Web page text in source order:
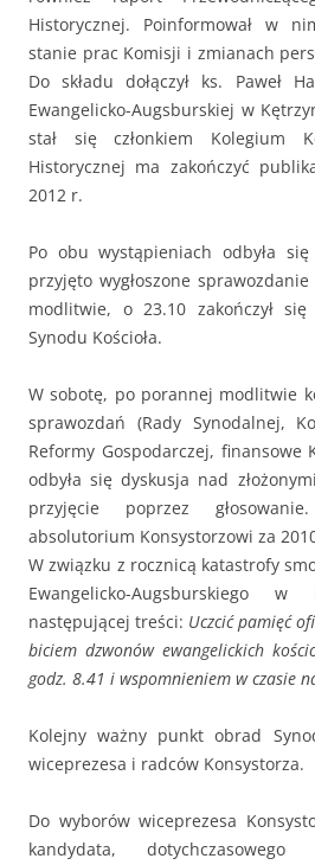
Historycznej. Poinformował w
stanie prac Komisji i zmianach
Do składu dołączył ks. Paweł
Ewangelicko-Augsburskiej w
stał się członkiem Kolegium
Historycznej ma zakończyć
2012 r.
Po obu wystąpieniach odbyła
przyjęto wygłoszone
modlitwie, o 23.10 zakończył
Synodu Kościoła.
W sobotę, po porannej modlitwie
sprawozdań (Rady Synodalnej,
Reformy Gospodarczej, finansowe
odbyła się dyskusja nad
przyjęcie poprzez
absolutorium Konsystorzowi za
W związku z rocznicą katastrofy
Ewangelicko-Augsburskiego
następującej treści: Uczcić pamięć
biciem dzwonów ewangelickich
godz. 8.41 i wspomnieniem w czasie
Kolejny ważny punkt obrad
wiceprezesa i radców Konsystorza.
Do wyborów wiceprezesa
kandydata, dotychczasowego